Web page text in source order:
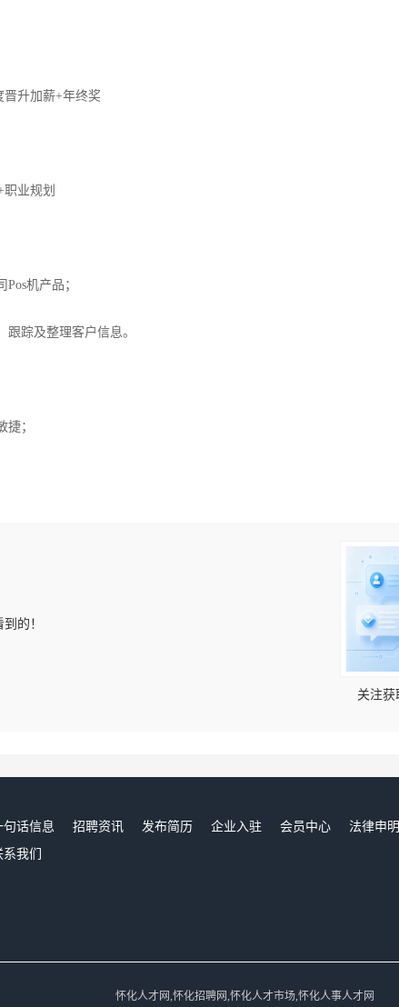
晋升加薪+年终奖
业规划
机产品；
踪及整理客户信息。
；
的！
关注获
句话信息 招聘资讯 发布简历 企业入驻 会员中心
法律申明
系我们
怀化人才网,怀化招聘网,怀化人才市场,怀化人事人才网